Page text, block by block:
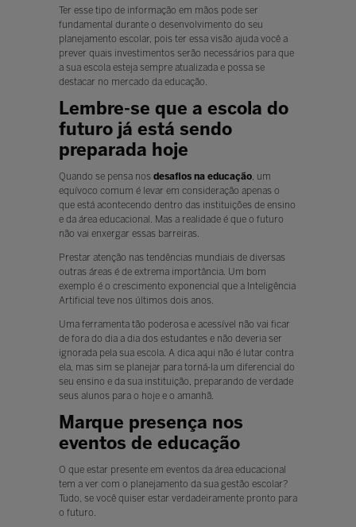
Ter esse tipo de informação em mãos pode ser
fundamental durante o desenvolvimento do seu
planejamento escolar, pois ter essa visão ajuda você a
prever quais investimentos serão necessários para que
a sua escola esteja sempre atualizada e possa se
destacar no mercado da educação.
Lembre-se que a escola do
futuro já está sendo
preparada hoje
Quando se pensa nos desafios na educação, um
equívoco comum é levar em consideração apenas o
que está acontecendo dentro das instituições de ensino
e da área educacional. Mas a realidade é que o futuro
não vai enxergar essas barreiras.
Prestar atenção nas tendências mundiais de diversas
outras áreas é de extrema importância. Um bom
exemplo é o crescimento exponencial que a Inteligência
Artificial teve nos últimos dois anos.
Uma ferramenta tão poderosa e acessível não vai ficar
de fora do dia a dia dos estudantes e não deveria ser
ignorada pela sua escola. A dica aqui não é lutar contra
ela, mas sim se planejar para torná-la um diferencial do
seu ensino e da sua instituição, preparando de verdade
seus alunos para o hoje e o amanhã.
Marque presença nos
eventos de educação
O que estar presente em eventos da área educacional
tem a ver com o planejamento da sua gestão escolar?
Tudo, se você quiser estar verdadeiramente pronto para
o futuro.